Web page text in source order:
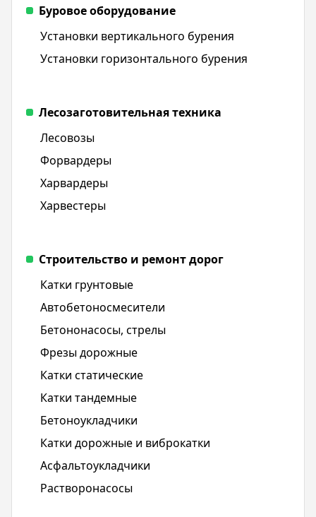
Буровое оборудование
Установки вертикального бурения
Установки горизонтального бурения
Лесозаготовительная техника
Лесовозы
Форвардеры
Харвардеры
Харвестеры
Строительство и ремонт дорог
Катки грунтовые
Автобетоносмесители
Бетононасосы, стрелы
Фрезы дорожные
Катки статические
Катки тандемные
Бетоноукладчики
Катки дорожные и виброкатки
Асфальтоукладчики
Растворонасосы